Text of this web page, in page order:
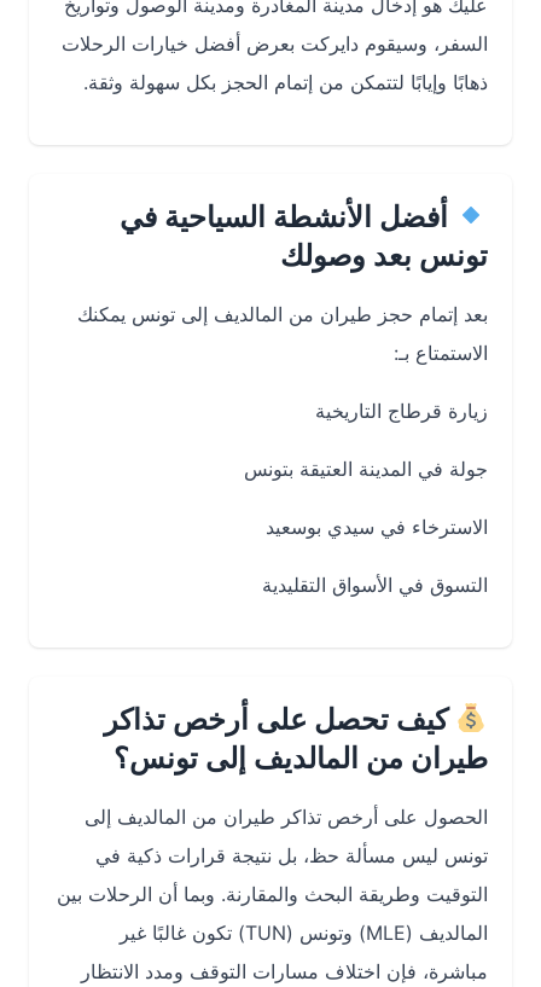
عليك هو إدخال مدينة المغادرة ومدينة الوصول وتواريخ
السفر، وسيقوم دايركت بعرض أفضل خيارات الرحلات
ذهابًا وإيابًا لتتمكن من إتمام الحجز بكل سهولة وثقة.
أفضل الأنشطة السياحية في
تونس بعد وصولك
بعد إتمام حجز طيران من المالديف إلى تونس يمكنك
الاستمتاع بـ:
زيارة قرطاج التاريخية
جولة في المدينة العتيقة بتونس
الاسترخاء في سيدي بوسعيد
التسوق في الأسواق التقليدية
كيف تحصل على أرخص تذاكر
طيران من المالديف إلى تونس؟
الحصول على أرخص تذاكر طيران من المالديف إلى
تونس ليس مسألة حظ، بل نتيجة قرارات ذكية في
التوقيت وطريقة البحث والمقارنة. وبما أن الرحلات بين
المالديف (MLE) وتونس (TUN) تكون غالبًا غير
مباشرة، فإن اختلاف مسارات التوقف ومدد الانتظار